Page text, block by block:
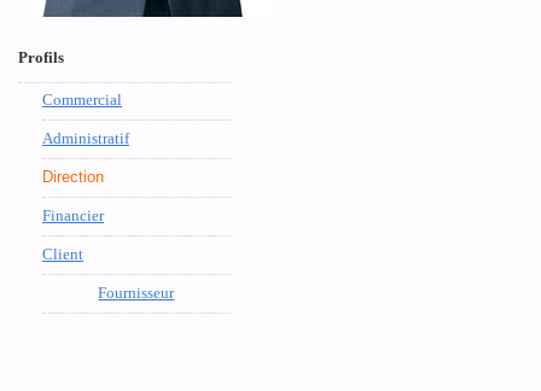
Profils
Commercial
Administratif
Direction
Financier
Client
Fournisseur